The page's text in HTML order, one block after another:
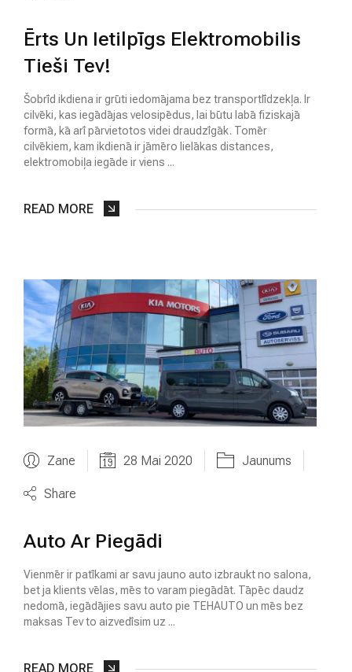
Ērts Un Ietilpīgs Elektromobilis
Tieši Tev!
Šobrīd ikdiena ir grūti iedomājama bez transportlīdzekļa. Ir
cilvēki, kas iegādājas velosipēdus, lai būtu labā fiziskajā
formā, kā arī pārvietotos videi draudzīgāk. Tomēr
cilvēkiem, kam ikdienā ir jāmēro lielākas distances,
elektromobiļa iegāde ir viens ...
READ MORE
Zane 28 Mai 2020 Jaunums
Share
Auto Ar Piegādi
Vienmēr ir patīkami ar savu jauno auto izbraukt no salona,
bet ja klients vēlas, mēs to varam piegādāt. Tāpēc daudz
nedomā, iegādājies savu auto pie TEHAUTO un mēs bez
maksas Tev to aizvedīsim uz ...
READ MORE